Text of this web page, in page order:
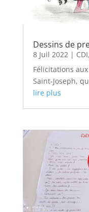
Dessins de
8 Juil 2022| CDI,
Félicitations
Saint-Joseph,
lire plus